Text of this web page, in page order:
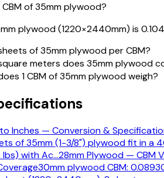
of 35mm plywood?
plywood (1220×2440mm) is
of 35mm plywood per CBM?
meters does 35mm plywood
1 CBM of 35mm plywood weigh?
Inches — Conversion &
of 35mm (1-3/8") plywood fit in a
lbs) with Ac…28mm Plywood — CBM
30mm plywood CBM: